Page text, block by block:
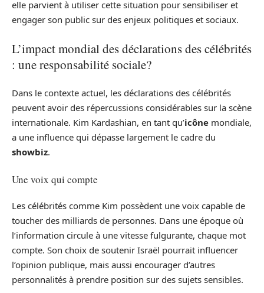
elle parvient à utiliser cette situation pour sensibiliser et
engager son public sur des enjeux politiques et sociaux.
L’impact mondial des déclarations des célébrités
: une responsabilité sociale?
Dans le contexte actuel, les déclarations des célébrités
peuvent avoir des répercussions considérables sur la scène
internationale. Kim Kardashian, en tant qu’icône mondiale,
a une influence qui dépasse largement le cadre du
showbiz.
Une voix qui compte
Les célébrités comme Kim possèdent une voix capable de
toucher des milliards de personnes. Dans une époque où
l’information circule à une vitesse fulgurante, chaque mot
compte. Son choix de soutenir Israël pourrait influencer
l’opinion publique, mais aussi encourager d’autres
personnalités à prendre position sur des sujets sensibles.